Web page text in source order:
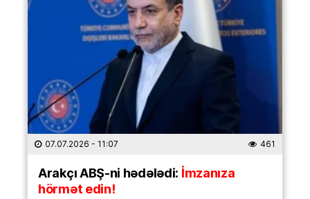
07.07.2026 - 11:07 461
Arakçı ABŞ-ni hədələdi: İmzanıza
hörmət edin!